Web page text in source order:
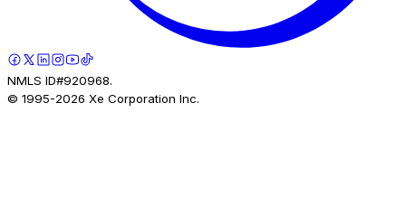
NMLS ID#920968.
© 1995-2026 Xe Corporation Inc.